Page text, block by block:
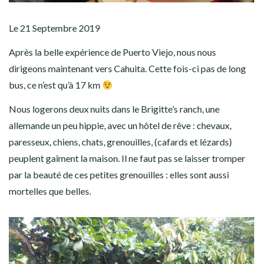
Le 21 Septembre 2019
Après la belle expérience de Puerto Viejo, nous nous
dirigeons maintenant vers Cahuita. Cette fois-ci pas de long
bus, ce n’est qu’à 17 km
Nous logerons deux nuits dans le Brigitte’s ranch, une
allemande un peu hippie, avec un hôtel de rêve : chevaux,
paresseux, chiens, chats, grenouilles, (cafards et lézards)
peuplent gaîment la maison. Il ne faut pas se laisser tromper
par la beauté de ces petites grenouilles : elles sont aussi
mortelles que belles.